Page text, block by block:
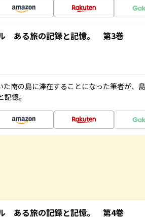
ある旅の記録と記憶。 第3巻
た南の島に滞在することになった筆者が、
憶。
ある旅の記録と記憶。 第4巻